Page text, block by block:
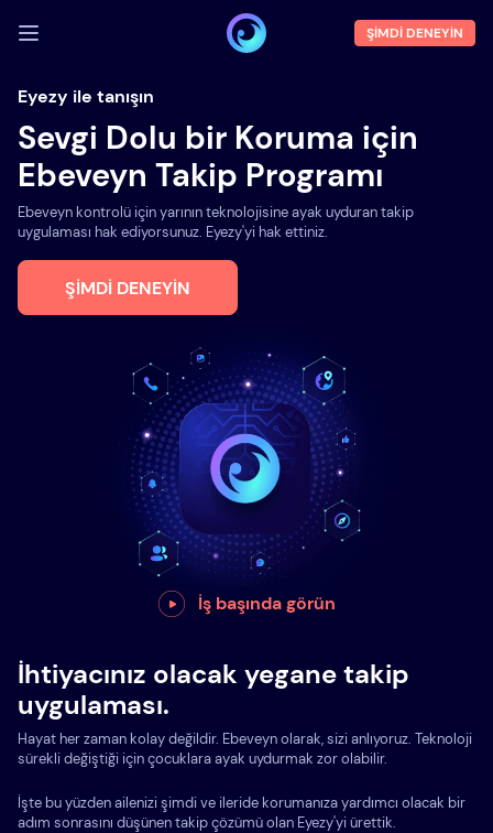
GIRIŞ YAP
Demoyu
Özellikler
Hakkımızda
Blog
ŞIMDI DENEYIN
Eyezy ile tanışın
Sevgi Dolu bir Koruma için
Ebeveyn Takip Programı
Ebeveyn kontrolü için yarının teknolojisine ayak uyduran takip
uygulaması hak ediyorsunuz. Eyezy'yi hak ettiniz.
ŞIMDI DENEYIN
İş başında görün
İhtiyacınız olacak yegane takip
uygulaması.
Hayat her zaman kolay değildir. Ebeveyn olarak, sizi anlıyoruz. Teknoloji
sürekli değiştiği için çocuklara ayak uydurmak zor olabilir.
İşte bu yüzden ailenizi şimdi ve ileride korumanıza yardımcı olacak bir
adım sonrasını düşünen takip çözümü olan Eyezy'yi ürettik.